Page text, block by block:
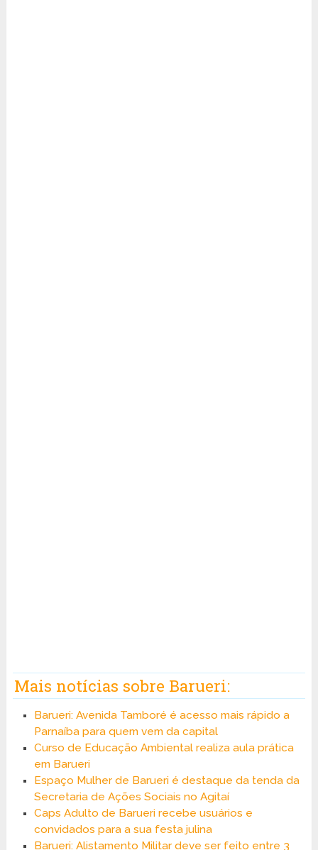
Mais notícias sobre Barueri:
Barueri: Avenida Tamboré é acesso mais rápido a
Parnaíba para quem vem da capital
Curso de Educação Ambiental realiza aula prática
em Barueri
Espaço Mulher de Barueri é destaque da tenda da
Secretaria de Ações Sociais no Agitaí
Caps Adulto de Barueri recebe usuários e
convidados para a sua festa julina
Barueri: Alistamento Militar deve ser feito entre 3